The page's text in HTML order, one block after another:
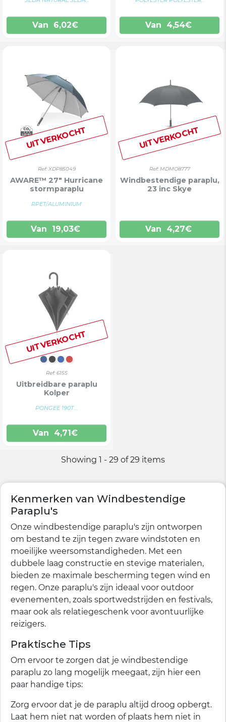
Van 6,02€ Van 4,54€
UITVERKOCHT
Ref: XDP85049
AWARE™ 27" Hurricane
stormparaplu
RPET/ALUMINIUM
Van 19,03€
UITVERKOCHT
Ref: MDMO8777
Windbestendige paraplu,
23 inc Skye
Van 4,27€
UITVERKOCHT
MARINEBLAUW
ZWART
BLAUW
ROOD
Ref: 6155
Uitbreidbare paraplu
Kolper
PONGEE 190T....
Van 4,71€
Showing 1 - 29 of 29 items
Kenmerken van Windbestendige
Paraplu's
Onze windbestendige paraplu's zijn ontworpen
om bestand te zijn tegen zware windstoten en
moeilijke weersomstandigheden. Met een
dubbele laag constructie en stevige materialen,
bieden ze maximale bescherming tegen wind en
regen. Onze paraplu's zijn ideaal voor outdoor
evenementen, zoals sportwedstrijden en festivals,
maar ook als relatiegeschenk voor avontuurlijke
reizigers.
Praktische Tips
Om ervoor te zorgen dat je windbestendige
paraplu zo lang mogelijk meegaat, zijn hier een
paar handige tips:
Zorg ervoor dat je de paraplu altijd droog opbergt.
Laat hem niet nat worden of plaats hem niet in